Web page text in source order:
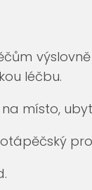
léčbu.
na místo,